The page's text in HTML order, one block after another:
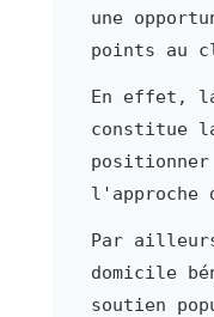
une
points au
En effet,
constitue
positionner
l'approche
Par
domicile
soutien